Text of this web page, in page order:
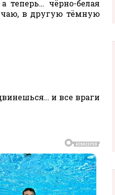
теперь… чёрно-белая
в другую тёмную
и все враги